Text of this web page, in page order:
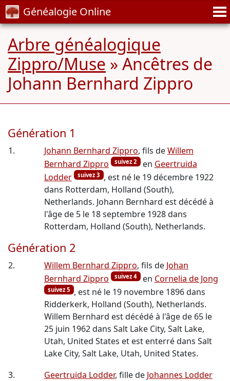
Généalogie Online
Arbre généalogique
Zippro/Muse » Ancêtres de
Johann Bernhard Zippro
Génération 1
1. Johann Bernhard Zippro, fils deWillem
Bernhard Zippro
suivez 2 en Geertruida
Lodder
suivez 3 , est né le 19 décembre 1922
dans Rotterdam, Holland (South),
Netherlands. Johann Bernhard est décédé à
l'âge de 5 le 18 septembre 1928 dans
Rotterdam, Holland (South), Netherlands.
Génération 2
2. Willem Bernhard Zippro, fils de Johan
Bernhard Zippro
suivez 4 en Cornelia de Jong
suivez 5 , est né le 19 novembre 1896 dans
Ridderkerk, Holland (South), Netherlands.
Willem Bernhard est décédé à l'âge de 65 le
25 juin 1962 dans Salt Lake City, Salt Lake,
Utah, United States et est enterré dans Salt
Lake City, Salt Lake, Utah, United States.
3.
Geertruida Lodder, fille de Johannes Lodder